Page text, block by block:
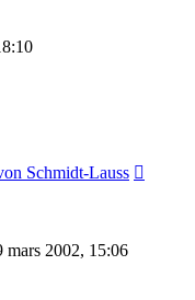
Schmidt-Lauss
mars 2002, 15:06